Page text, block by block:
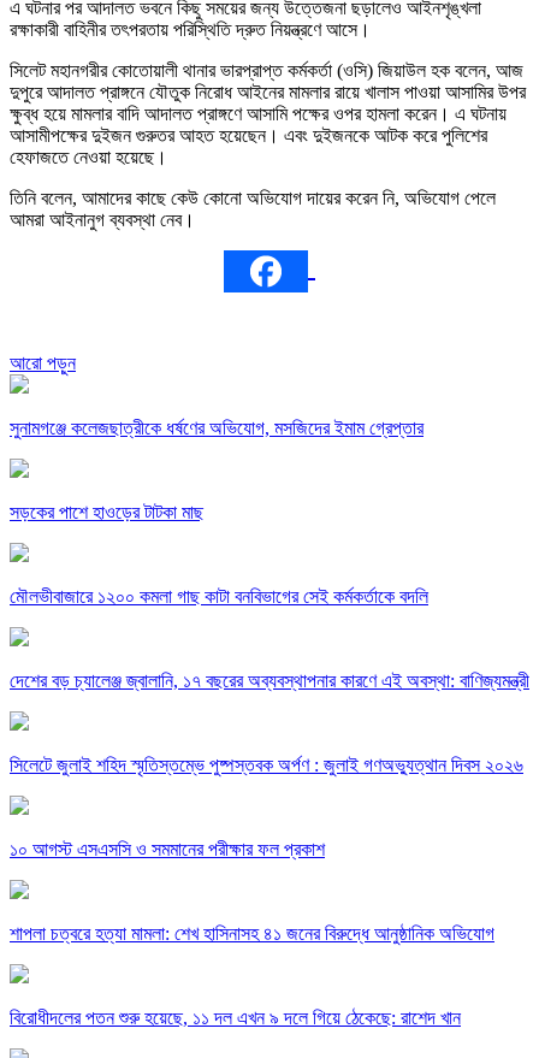
এ ঘটনার পর আদালত ভবনে কিছু সময়ের জন্য উত্তেজনা ছড়ালেও আইনশৃঙ্খলা
রক্ষাকারী বাহিনীর তৎপরতায় পরিস্থিতি দ্রুত নিয়ন্ত্রণে আসে।
সিলেট মহানগরীর কোতোয়ালী থানার ভারপ্রাপ্ত কর্মকর্তা (ওসি) জিয়াউল হক বলেন, আজ
দুপুরে আদালত প্রাঙ্গনে যৌতুক নিরোধ আইনের মামলার রায়ে খালাস পাওয়া আসামির উপর
ক্ষুব্ধ হয়ে মামলার বাদি আদালত প্রাঙ্গণে আসামি পক্ষের ওপর হামলা করেন। এ ঘটনায়
আসামীপক্ষের দুইজন গুরুতর আহত হয়েছেন। এবং দুইজনকে আটক করে পুলিশের
হেফাজতে নেওয়া হয়েছে।
তিনি বলেন, আমাদের কাছে কেউ কোনো অভিযোগ দায়ের করেন নি, অভিযোগ পেলে
আমরা আইনানুগ ব্যবস্থা নেব।
আরো পড়ুন
সুনামগঞ্জে কলেজছাত্রীকে ধর্ষণের অভিযোগ, মসজিদের ইমাম গ্রেপ্তার
সড়কের পাশে হাওড়ের টাটকা মাছ
মৌলভীবাজারে ১২০০ কমলা গাছ কাটা বনবিভাগের সেই কর্মকর্তাকে বদলি
দেশের বড় চ্যালেঞ্জ জ্বালানি, ১৭ বছরের অব্যবস্থাপনার কারণে এই অবস্থা: বাণিজ্যমন্ত্রী
সিলেটে জুলাই শহিদ স্মৃতিস্তম্ভে পুষ্পস্তবক অর্পণ : জুলাই গণঅভ্যুত্থান দিবস ২০২৬
১০ আগস্ট এসএসসি ও সমমানের পরীক্ষার ফল প্রকাশ
শাপলা চত্বরে হত্যা মামলা: শেখ হাসিনাসহ ৪১ জনের বিরুদ্ধে আনুষ্ঠানিক অভিযোগ
বিরোধীদলের পতন শুরু হয়েছে, ১১ দল এখন ৯ দলে গিয়ে ঠেকেছে: রাশেদ খান